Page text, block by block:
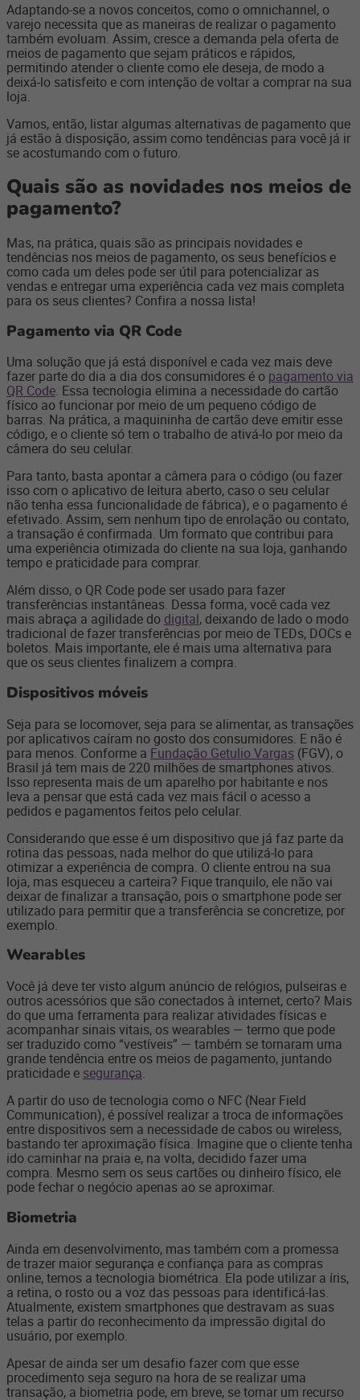
Adaptando-se a novos conceitos, como o omnichannel, o
varejo necessita que as maneiras de realizar o pagamento
também evoluam. Assim, cresce a demanda pela oferta de
meios de pagamento que sejam práticos e rápidos,
permitindo atender o cliente como ele deseja, de modo a
deixá-lo satisfeito e com intenção de voltar a comprar na sua
loja.
Vamos, então, listar algumas alternativas de pagamento que
já estão à disposição, assim como tendências para você já ir
se acostumando com o futuro.
Quais são as novidades nos meios de
pagamento?
Mas, na prática, quais são as principais novidades e
tendências nos meios de pagamento, os seus benefícios e
como cada um deles pode ser útil para potencializar as
vendas e entregar uma experiência cada vez mais completa
para os seus clientes? Confira a nossa lista!
Pagamento via QR Code
Uma solução que já está disponível e cada vez mais deve
fazer parte do dia a dia dos consumidores é o pagamento via
QR Code. Essa tecnologia elimina a necessidade do cartão
físico ao funcionar por meio de um pequeno código de
barras. Na prática, a maquininha de cartão deve emitir esse
código, e o cliente só tem o trabalho de ativá-lo por meio da
câmera do seu celular.
Para tanto, basta apontar a câmera para o código (ou fazer
isso com o aplicativo de leitura aberto, caso o seu celular
não tenha essa funcionalidade de fábrica), e o pagamento é
efetivado. Assim, sem nenhum tipo de enrolação ou contato,
a transação é confirmada. Um formato que contribui para
uma experiência otimizada do cliente na sua loja, ganhando
tempo e praticidade para comprar.
Além disso, o QR Code pode ser usado para fazer
transferências instantâneas. Dessa forma, você cada vez
mais abraça a agilidade do digital, deixando de lado o modo
tradicional de fazer transferências por meio de TEDs, DOCs e
boletos. Mais importante, ele é mais uma alternativa para
que os seus clientes finalizem a compra.
Dispositivos móveis
Seja para se locomover, seja para se alimentar, as transações
por aplicativos caíram no gosto dos consumidores. E não é
para menos. Conforme a Fundação Getulio Vargas (FGV), o
Brasil já tem mais de 220 milhões de smartphones ativos.
Isso representa mais de um aparelho por habitante e nos
leva a pensar que está cada vez mais fácil o acesso a
pedidos e pagamentos feitos pelo celular.
Considerando que esse é um dispositivo que já faz parte da
rotina das pessoas, nada melhor do que utilizá-lo para
otimizar a experiência de compra. O cliente entrou na sua
loja, mas esqueceu a carteira? Fique tranquilo, ele não vai
deixar de finalizar a transação, pois o smartphone pode ser
utilizado para permitir que a transferência se concretize, por
exemplo.
Wearables
Você já deve ter visto algum anúncio de relógios, pulseiras e
outros acessórios que são conectados à internet, certo? Mais
do que uma ferramenta para realizar atividades físicas e
acompanhar sinais vitais, os wearables — termo que pode
ser traduzido como “vestíveis” — também se tornaram uma
grande tendência entre os meios de pagamento, juntando
praticidade e segurança.
A partir do uso de tecnologia como o NFC (Near Field
Communication), é possível realizar a troca de informações
entre dispositivos sem a necessidade de cabos ou wireless,
bastando ter aproximação física. Imagine que o cliente tenha
ido caminhar na praia e, na volta, decidido fazer uma
compra. Mesmo sem os seus cartões ou dinheiro físico, ele
pode fechar o negócio apenas ao se aproximar.
Biometria
Ainda em desenvolvimento, mas também com a promessa
de trazer maior segurança e confiança para as compras
online, temos a tecnologia biométrica. Ela pode utilizar a íris,
a retina, o rosto ou a voz das pessoas para identificá-las.
Atualmente, existem smartphones que destravam as suas
telas a partir do reconhecimento da impressão digital do
usuário, por exemplo.
Apesar de ainda ser um desafio fazer com que esse
procedimento seja seguro na hora de se realizar uma
transação, a biometria pode, em breve, se tornar um recurso